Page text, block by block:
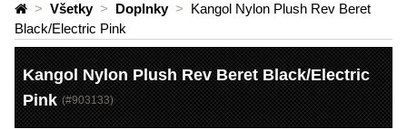
> Všetky > Doplnky > Kangol Nylon Plush Rev Beret
Black/Electric Pink
Kangol Nylon Plush Rev Beret Black/Electric
Pink (#903133)